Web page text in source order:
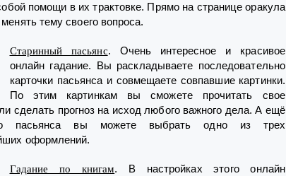
помощи в их трактовке. Прямо на странице оракула
тему своего вопроса.
Старинный пасьянс. Очень интересное и красивое
онлайн гадание. Вы раскладываете последовательно
карточки пасьянса и совмещаете совпавшие картинки.
По этим картинкам вы сможете прочитать свое
сделать прогноз на исход любого важного дела. А ещё
пасьянса вы можете выбрать одно из трех
оформлений.
Гадание по книгам. В настройках этого онлайн